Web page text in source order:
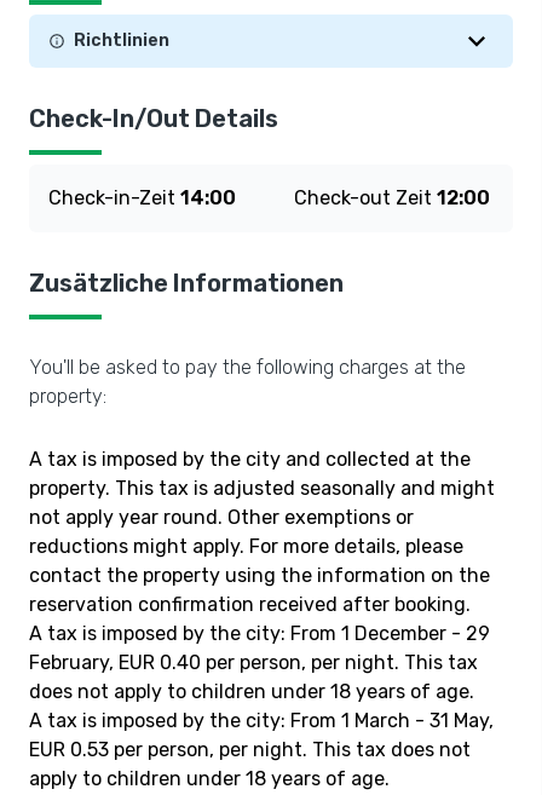
Richtlinien
Check-In/Out Details
Check-in-Zeit 14:00 Check-out Zeit 12:00
Zusätzliche Informationen
You'll be asked to pay the following charges at the
property:
A tax is imposed by the city and collected at the
property. This tax is adjusted seasonally and might
not apply year round. Other exemptions or
reductions might apply. For more details, please
contact the property using the information on the
reservation confirmation received after booking.
A tax is imposed by the city: From 1 December - 29
February, EUR 0.40 per person, per night. This tax
does not apply to children under 18 years of age.
A tax is imposed by the city: From 1 March - 31 May,
EUR 0.53 per person, per night. This tax does not
apply to children under 18 years of age.